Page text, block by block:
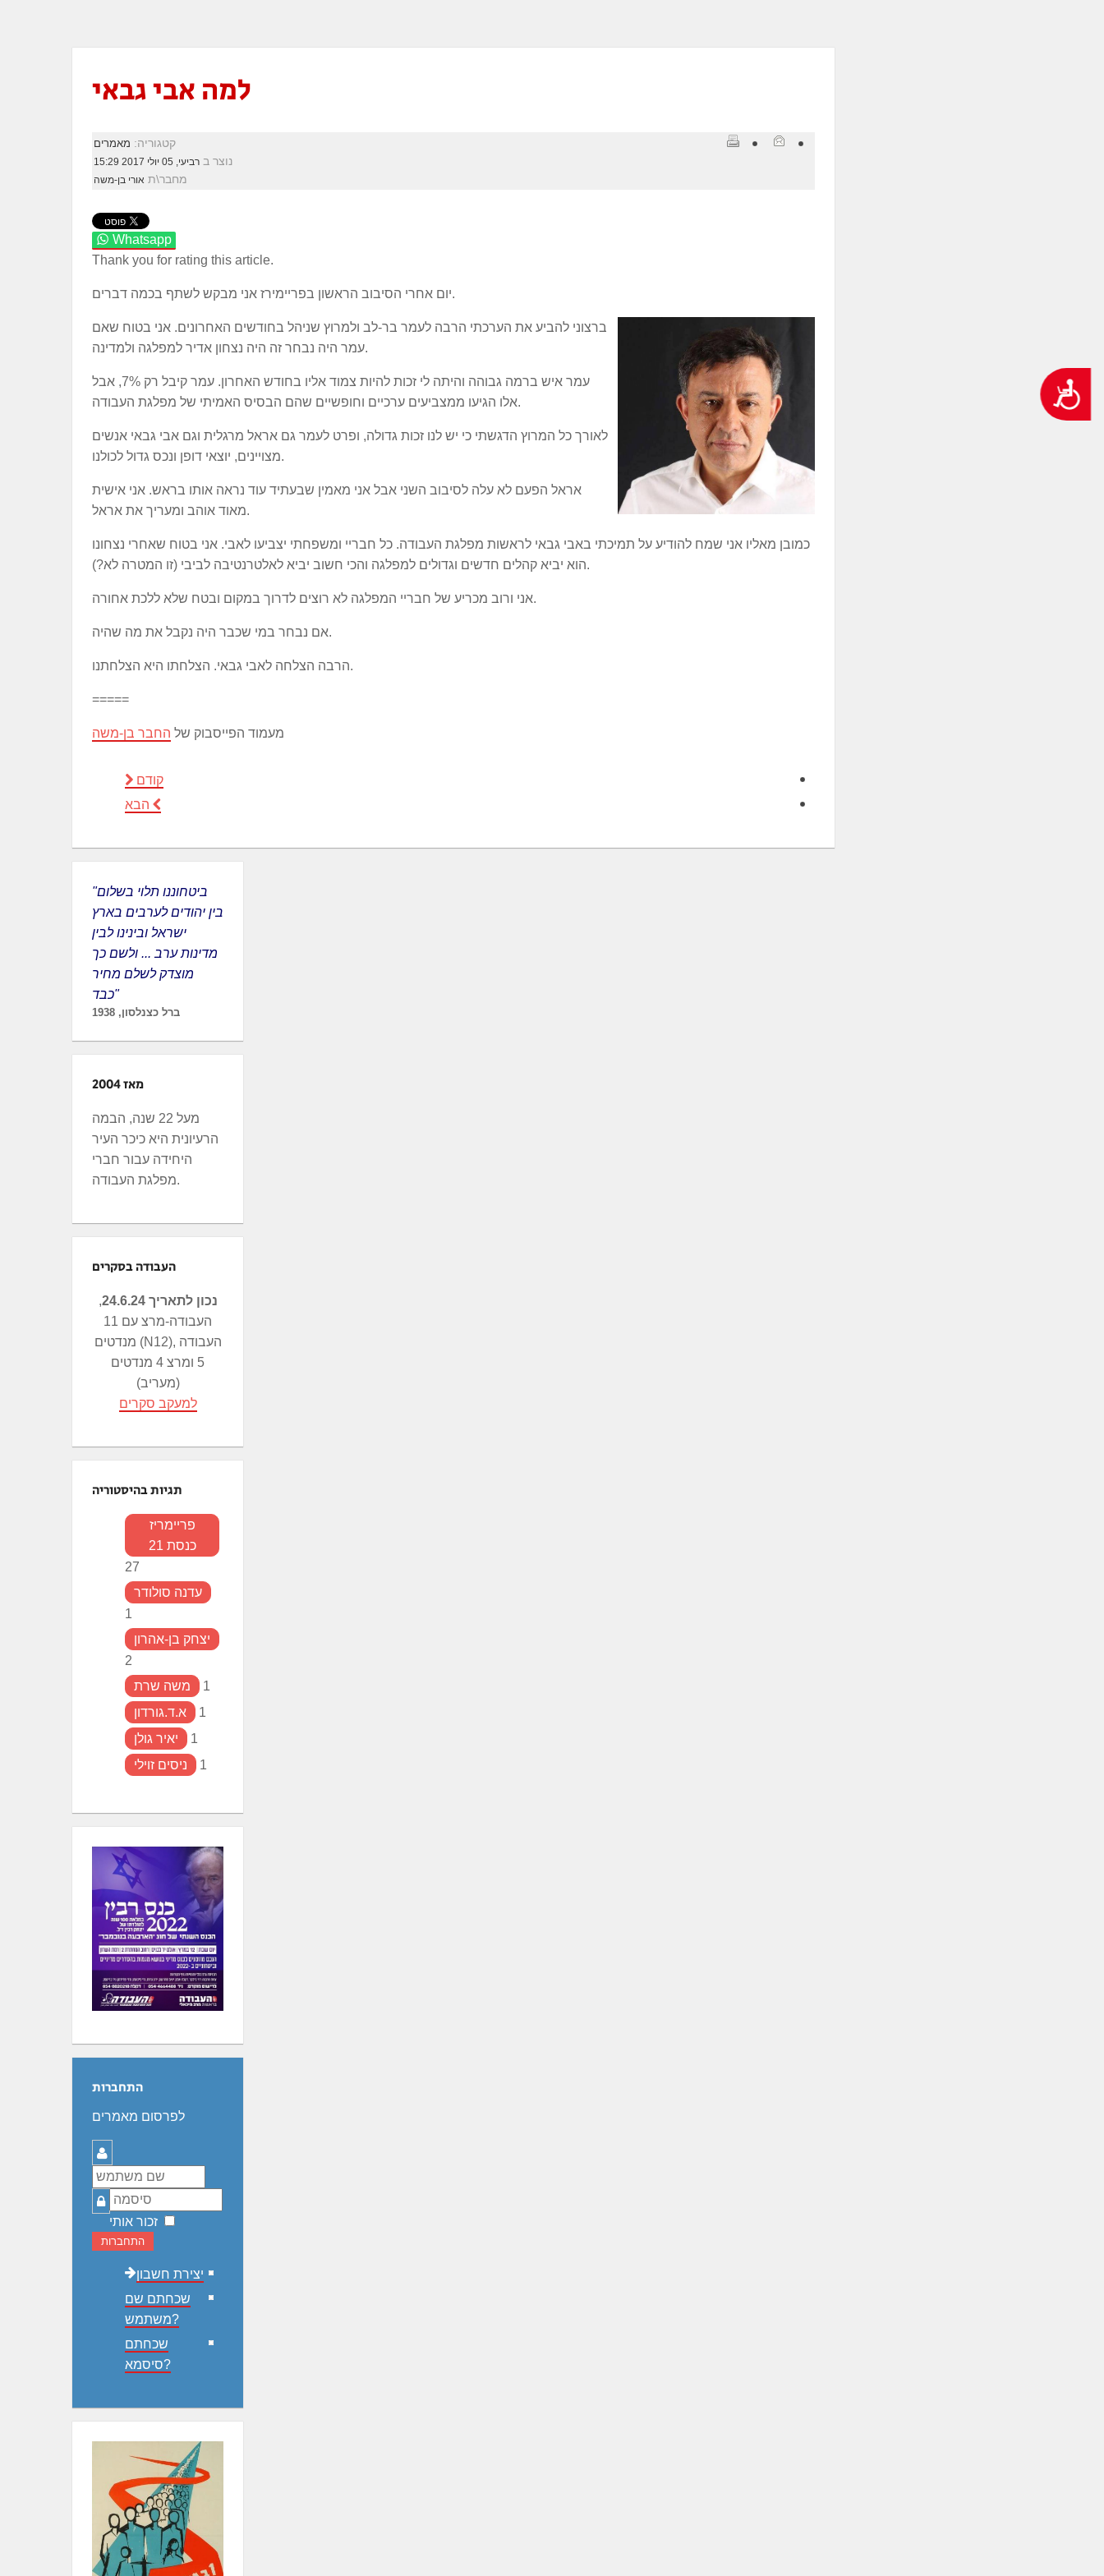
נגישות
למה אבי גבאי
קטגוריה: מאמרים
נוצר ב רביעי, 05 יולי 2017 15:29
מחבר\ת אורי בן-משה
Whatsapp
Thank you for rating this article.
יום אחרי הסיבוב הראשון בפריימירז אני מבקש לשתף בכמה דברים.
ברצוני להביע את הערכתי הרבה לעמר בר-לב ולמרוץ שניהל בחודשים האחרונים. אני בטוח שאם
עמר היה נבחר זה היה נצחון אדיר למפלגה ולמדינה.
עמר איש ברמה גבוהה והיתה לי זכות להיות צמוד אליו בחודש האחרון. עמר קיבל רק 7%, אבל
אלו הגיעו ממצביעים ערכיים וחופשיים שהם הבסיס האמיתי של מפלגת העבודה.
לאורך כל המרוץ הדגשתי כי יש לנו זכות גדולה, ופרט לעמר גם אראל מרגלית וגם אבי גבאי אנשים
מצויינים, יוצאי דופן ונכס גדול לכולנו.
אראל הפעם לא עלה לסיבוב השני אבל אני מאמין שבעתיד עוד נראה אותו בראש. אני אישית
מאוד אוהב ומעריך את אראל.
כמובן מאליו אני שמח להודיע על תמיכתי באבי גבאי לראשות מפלגת העבודה. כל חבריי ומשפחתי יצביעו לאבי. אני בטוח שאחרי נצחונו
הוא יביא קהלים חדשים וגדולים למפלגה והכי חשוב יביא לאלטרנטיבה לביבי (זו המטרה לא?).
אני ורוב מכריע של חבריי המפלגה לא רוצים לדרוך במקום ובטח שלא ללכת אחורה.
אם נבחר במי שכבר היה נקבל את מה שהיה.
הרבה הצלחה לאבי גבאי. הצלחתו היא הצלחתנו.
=====
מעמוד הפייסבוק של החבר בן-משה
קודם
הבא
"ביטחוננו תלוי בשלום
בין יהודים לערבים בארץ
ישראל ובינינו לבין
מדינות ערב ... ולשם כך
מוצדק לשלם מחיר
כבד"
ברל כצנלסון, 1938
מאז 2004
מעל 22 שנה, הבמה
הרעיונית היא כיכר העיר
היחידה עבור חברי
מפלגת העבודה.
העבודה בסקרים
נכון לתאריך 24.6.24
,
העבודה-מרצ עם 11
מנדטים (N12), העבודה
5 ומרצ 4 מנדטים
(מעריב)
למעקב סקרים
תגיות בהיסטוריה
פריימריז
כנסת 21
27
עדנה סולודר
1
יצחק בן-אהרון
2
משה שרת
1
א.ד.גורדון
1
יאיר גולן
1
ניסים זוילי
1
התחברות
לפרסום מאמרים
שם
משתמש
סיסמה
זכור אותי
התחברות
יצירת חשבון
שכחתם שם
משתמש?
שכחתם
סיסמא?